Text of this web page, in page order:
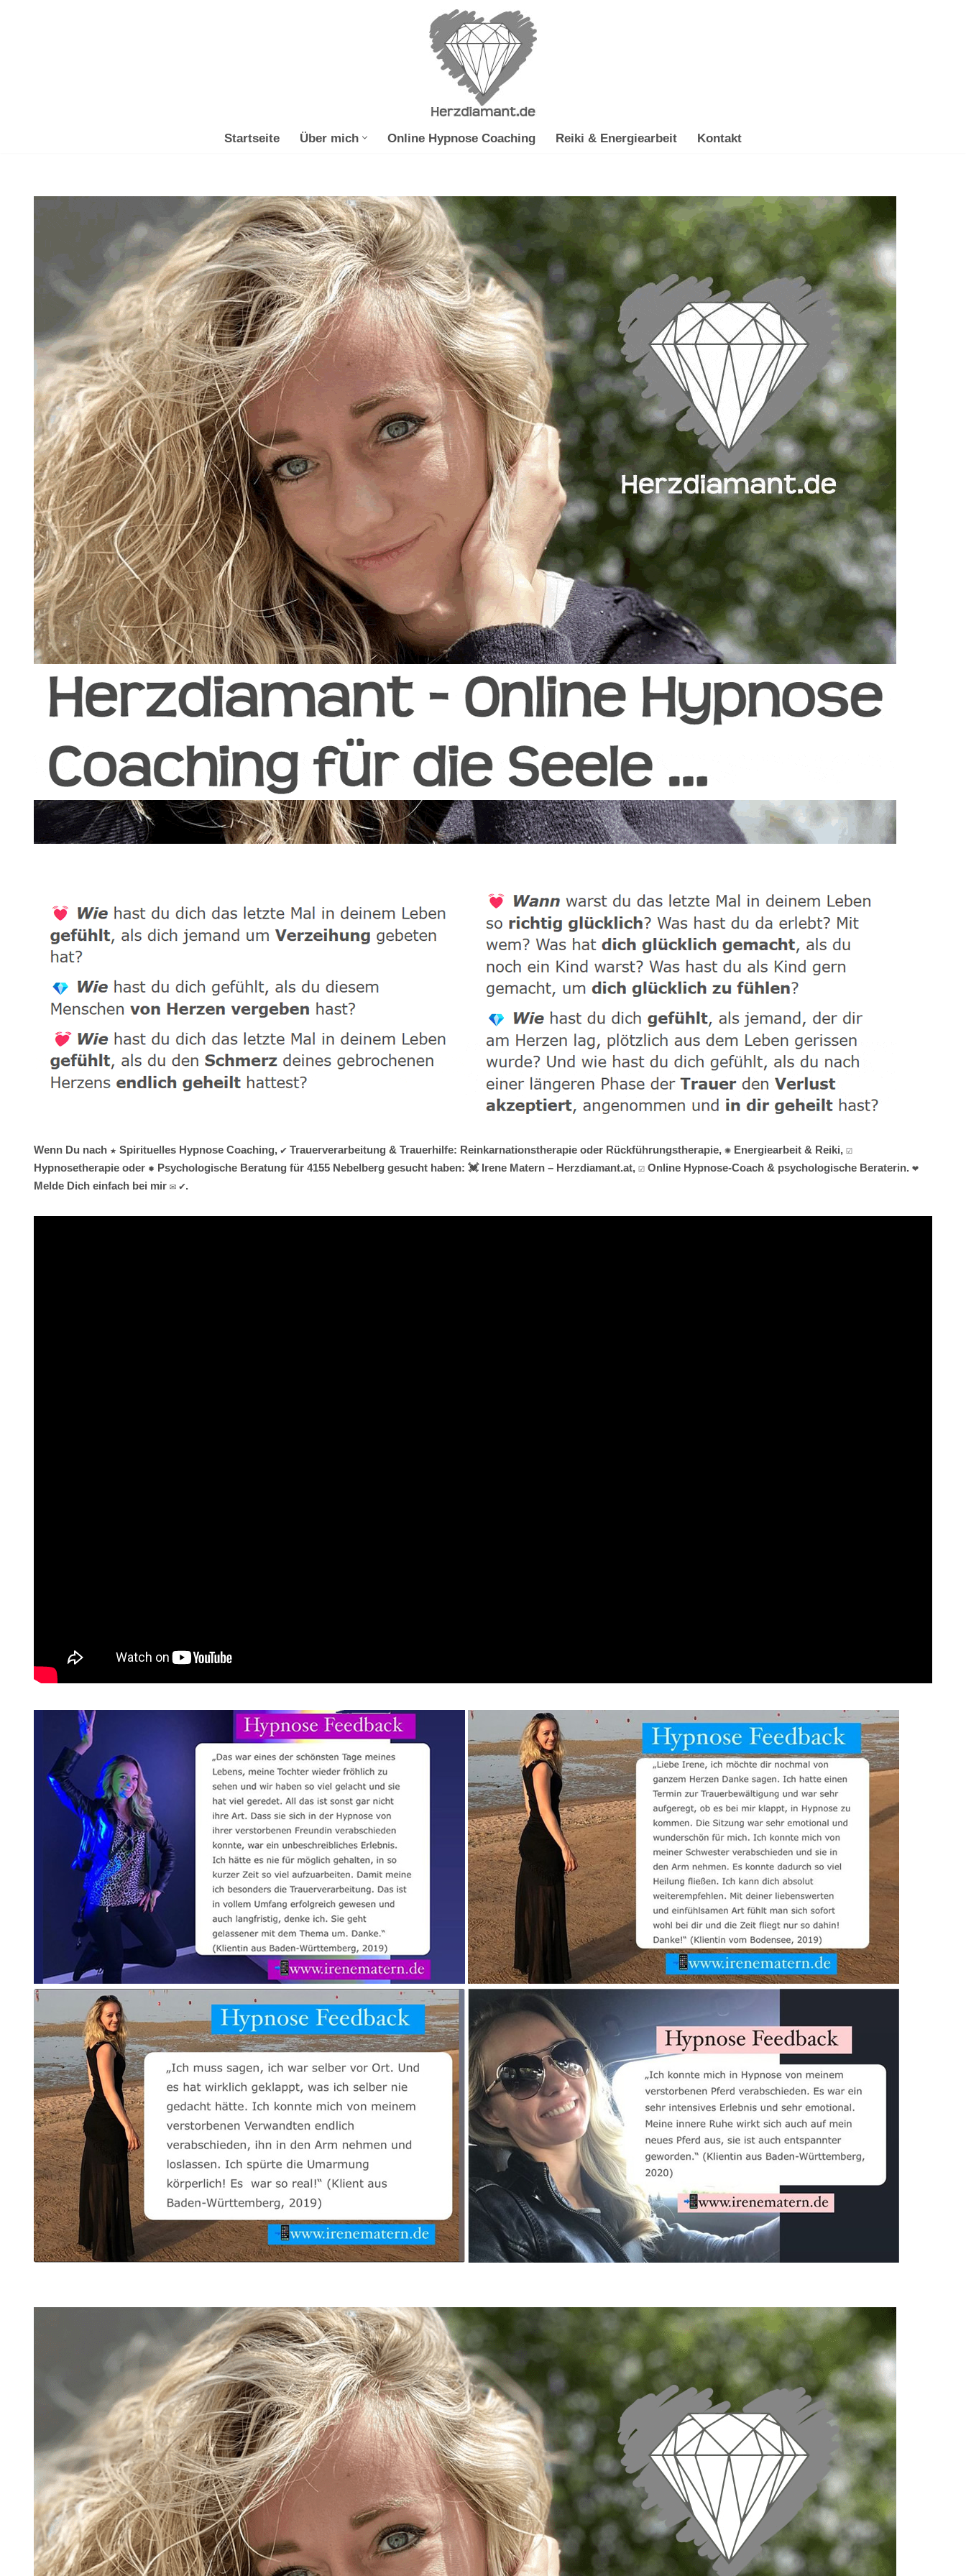
Startseite Über mich Online Hypnose Coaching Reiki & Energiearbeit Kontakt
Wenn Du nach ★ Spirituelles Hypnose Coaching, ✔️ Trauerverarbeitung & Trauerhilfe: Reinkarnationstherapie oder Rückführungstherapie, ✺ Energiearbeit & Reiki, ☑️
Hypnosetherapie oder ✹ Psychologische Beratung für 4155 Nebelberg gesucht haben: 💓️ Irene Matern – Herzdiamant.at, ☑️ Online Hypnose-Coach & psychologische Beraterin. ❤
Melde Dich einfach bei mir ✉ ✔.